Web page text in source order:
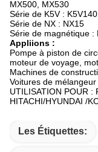
MX500, MX530
Série de K5V :
Série de NX : NX15
Série de magnétique :
Appliions :
Pompe à piston de
moteur de voyage,
Machines de
Voitures de
UTILISATION POUR :
HITACHI/HYUNDAI /
Les Étiquettes: